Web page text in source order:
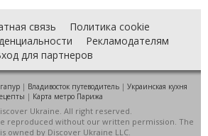
связь
Политика cookie
Рекламодателям
для партнеров
| Владивосток путеводитель | Украинская кухня
| Карта метро Парижа
Ukraine. All right reserved.
reproduced without our written permission. The
owned by Discover Ukraine LLC.